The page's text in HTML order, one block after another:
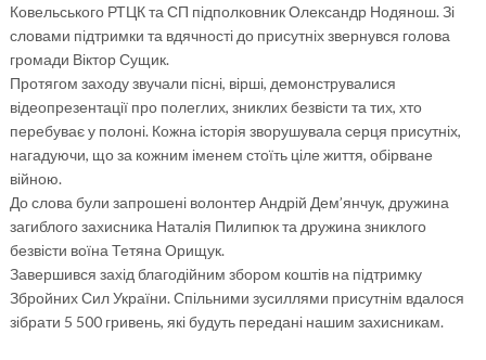
Ковельського РТЦК та СП підполковник Олександр Нодянош. Зі
словами підтримки та вдячності до присутніх звернувся голова
громади Віктор Сущик.
Протягом заходу звучали пісні, вірші, демонструвалися
відеопрезентації про полеглих, зниклих безвісти та тих, хто
перебуває у полоні. Кожна історія зворушувала серця присутніх,
нагадуючи, що за кожним іменем стоїть ціле життя, обірване
війною.
До слова були запрошені волонтер Андрій Дем’янчук, дружина
загиблого захисника Наталія Пилипюк та дружина зниклого
безвісти воїна Тетяна Орищук.
Завершився захід благодійним збором коштів на підтримку
Збройних Сил України. Спільними зусиллями присутнім вдалося
зібрати 5 500 гривень, які будуть передані нашим захисникам.